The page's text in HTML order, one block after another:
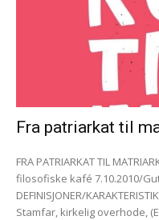
Fra patriarkat til
FRA PATRIARKAT TIL MATRIARKAT? Innledning på møte
filosofiske kafé 7.10.2010/
DEFINISJONER/KARAKTERISTIKA: Patriark; (Norsk Akademi
Stamfar, kirkelig overhode,